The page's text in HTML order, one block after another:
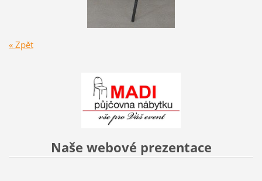
« Zpět
Naše webové prezentace